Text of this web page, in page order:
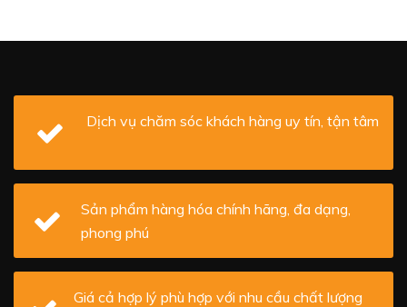
Dịch vụ chăm sóc khách hàng uy tín, tận tâm
Sản phẩm hàng hóa chính hãng, đa dạng,
phong phú
Giá cả hợp lý phù hợp với nhu cầu chất lượng